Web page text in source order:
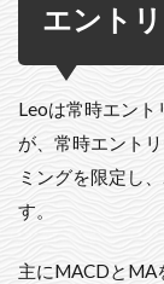
エント
Leoは常時エント
が、常時エント
ミングを限定し
す。
主にMACDとMA